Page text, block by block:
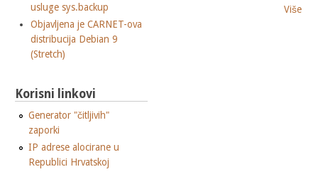
usluge sys.backup
Objavljena je CARNET-ova
distribucija Debian 9
(Stretch)
Korisni linkovi
Generator "čitljivih"
zaporki
IP adrese alocirane u
Republici Hrvatskoj
Više